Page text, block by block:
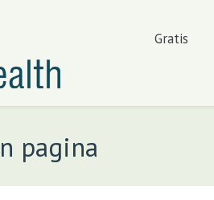
Gratis
pagina